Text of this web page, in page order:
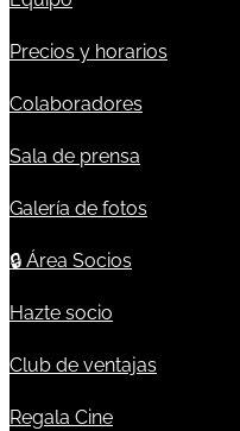
Precios y horarios
Colaboradores
Sala de prensa
Galería de fotos
🔒 Área Socios
Hazte socio
Club de ventajas
Regala Cine